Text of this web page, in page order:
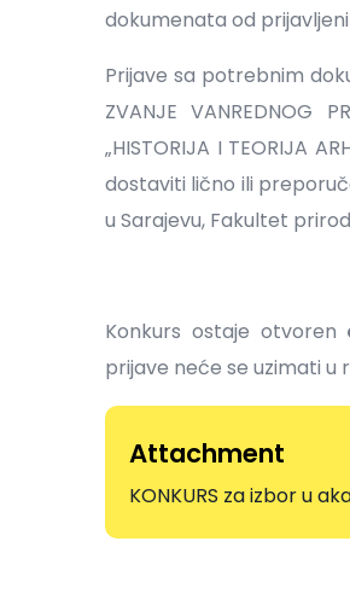
dokumenata od
Prijave sa potrebnim
ZVANJE VANREDNOG
„HISTORIJA I TEORIJA
dostaviti lično ili
u Sarajevu, Fakultet
Konkurs ostaje otvoren
prijave neće se uzimati
Attachment
KONKURS za izbor u